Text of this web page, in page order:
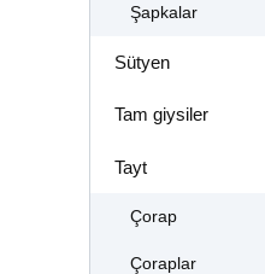
Şapkalar
Sütyen
Tam giysiler
Tayt
Çorap
Çoraplar